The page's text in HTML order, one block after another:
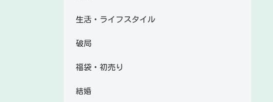
生活・ライフスタイル
破局
福袋・初売り
結婚